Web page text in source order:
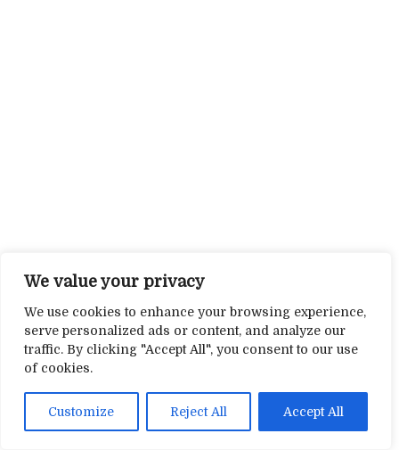
We value your privacy
We use cookies to enhance your browsing experience,
serve personalized ads or content, and analyze our
traffic. By clicking "Accept All", you consent to our use
of cookies.
Customize Reject All Accept All